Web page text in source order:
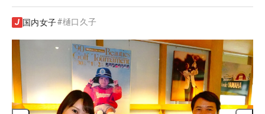
国内女子#樋口久子